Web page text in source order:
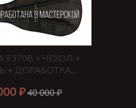
F370B + ЧЕХОЛ +
+ ДОРАБОТКА...
₽40 000 ₽